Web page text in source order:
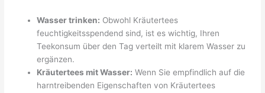
Wasser trinken: Obwohl Kräutertees
feuchtigkeitsspendend sind, ist es wichtig, Ihren
Teekonsum über den Tag verteilt mit klarem Wasser zu
ergänzen.
Kräutertees mit Wasser: Wenn Sie empfindlich auf die
harntreibenden Eigenschaften von Kräutertees